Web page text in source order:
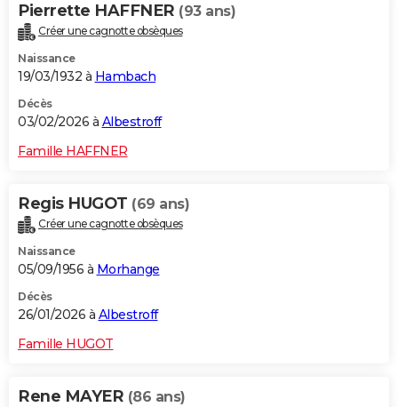
Pierrette HAFFNER (93 ans)
Créer une cagnotte obsèques
Naissance
19/03/1932 à Hambach
Décès
03/02/2026 à Albestroff
Famille HAFFNER
Regis HUGOT (69 ans)
Créer une cagnotte obsèques
Naissance
05/09/1956 à Morhange
Décès
26/01/2026 à Albestroff
Famille HUGOT
Rene MAYER (86 ans)